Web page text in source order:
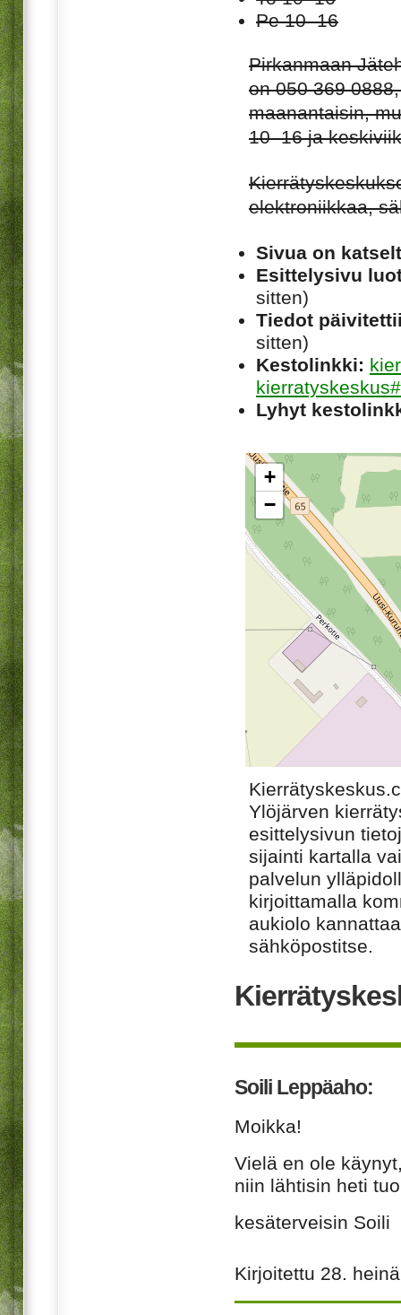
Pe 10–16
Pirkanmaan
on 050 369
maanantaisin,
10–16 ja
elektroniikkaa,
Sivua on
Esittelysivu
sitten)
Tiedot
sitten)
Kestolinkki:
Lyhyt
+
−
Ylöjärven
esittelysivun
sijainti kartalla
palvelun
kirjoittamalla
aukiolo
sähköpostitse.
Soili Leppäaho:
Moikka!
Vielä en ole
niin lähtisin heti
kesäterveisin Soili
Kirjoitettu 28.